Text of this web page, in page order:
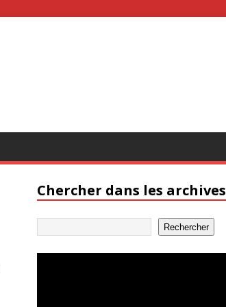
Chercher dans les archives
Rechercher